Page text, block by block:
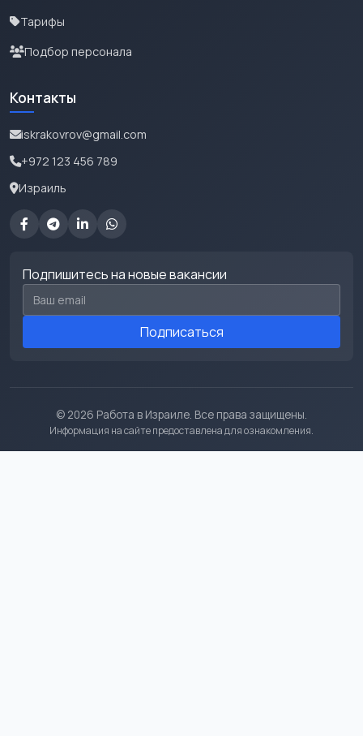
Тарифы
Подбор персонала
Контакты
iskrakovrov@gmail.com
+972 123 456 789
Израиль
Подпишитесь на новые вакансии
Email для подписки
Подписаться
© 2026 Работа в Израиле. Все права защищены.
Информация на сайте предоставлена для ознакомления.